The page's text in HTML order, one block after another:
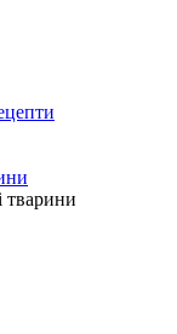
тварини